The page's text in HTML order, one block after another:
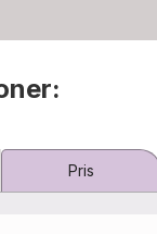
Pris